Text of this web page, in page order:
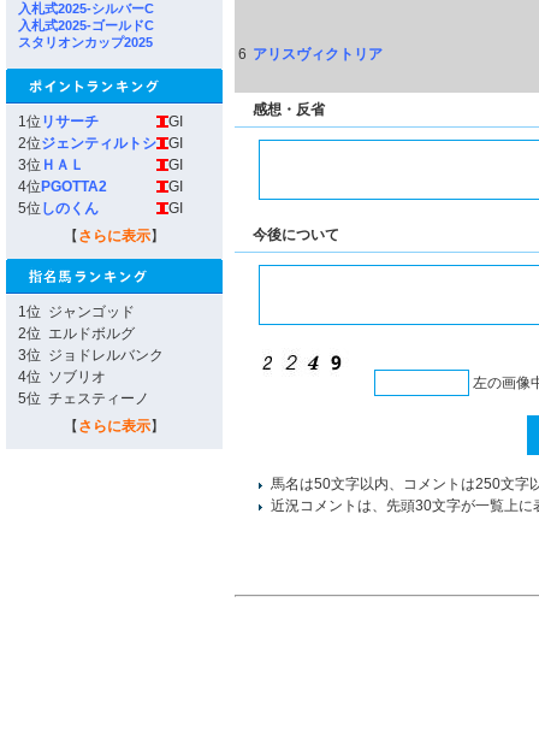
入札式2025-シルバーC
入札式2025-ゴールドC
スタリオンカップ2025
1位 リサーチ
GI
2位ジェンティルトシ
GI
3位 ＨＡＬ
GI
4位 PGOTTA2
GI
5位 しのくん
GI
【 さらに表示】
1位 ジャンゴッド
2位 エルドボルグ
3位 ジョドレルバンク
4位 ソブリオ
5位 チェスティーノ
【 さらに表示】
6 アリスヴィクトリア
感想・反省
今後について
左の画像
馬名は50文字以内、コメントは250文字
近況コメントは、先頭30文字が一覧上に